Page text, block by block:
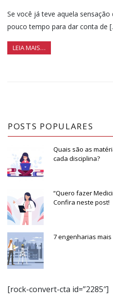
Se você já teve aquela
pouco tempo para dar conta de
LEIA MAIS…
POSTS POPULARES
Quais são as
cada disciplina?
“Quero fazer
Confira neste post!
7 engenharias
[rock-convert-cta id=”2285″]